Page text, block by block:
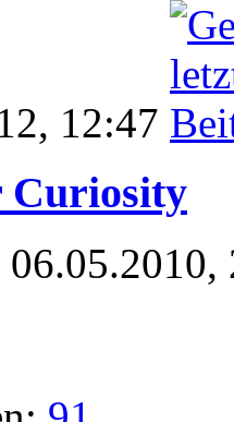
12:47
Curiosity
06.05.2010,